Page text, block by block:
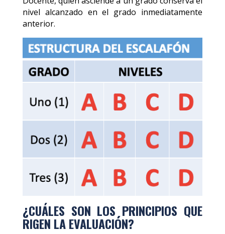
nivel alcanzado en el grado inmediatamente
anterior.
¿CUÁLES SON LOS PRINCIPIOS QUE
RIGEN LA EVALUACIÓN?